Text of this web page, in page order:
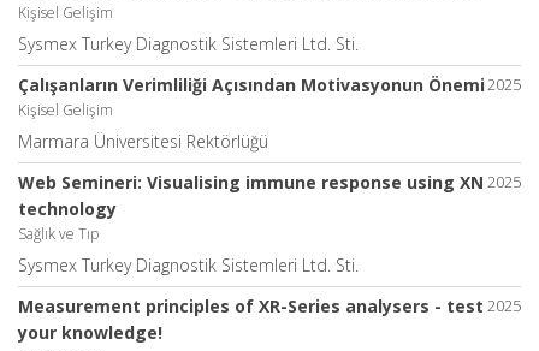
Kişisel Gelişim
Sysmex Turkey Diagnostik Sistemleri Ltd. Sti.
2025
Çalışanların Verimliliği Açısından Motivasyonun Önemi
Kişisel Gelişim
Marmara Üniversitesi Rektörlüğü
2025
Web Semineri: Visualising immune response using XN
technology
Sağlık ve Tıp
Sysmex Turkey Diagnostik Sistemleri Ltd. Sti.
2025
Measurement principles of XR-Series analysers - test
your knowledge!